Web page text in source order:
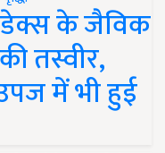
के जैविक
तस्वीर,
में भी हुई